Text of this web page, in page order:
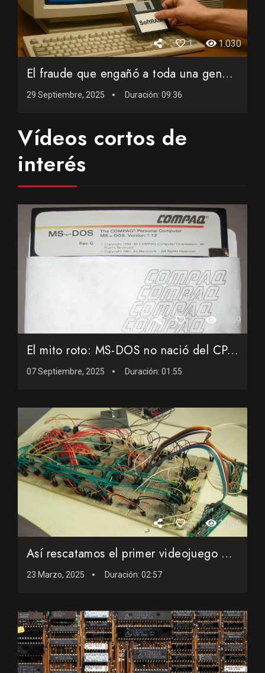
1 1.030
El fraude que engañó a toda una generación retro
29 Septiembre, 2025 Duración: 09:36
Vídeos cortos de
interés
2 1.069
El mito roto: MS-DOS no nació del CP/M
07 Septiembre, 2025 Duración: 01:55
3 1.680
Así rescatamos el primer videojuego español perdido en el ...
23 Marzo, 2025 Duración: 02:57